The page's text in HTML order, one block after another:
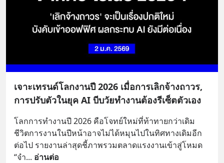
เจาะเทรนด์โลกงานปี 2026 เมื่อการเลิกจ้างถาวร,
การปรับตัวในยุค AI บีบวัยทำงานต้องรีเซ็ตตัวเอง
โลกการทำงานปี 2026 คือโจทย์ใหม่ที่ท้าทายกว่าเดิม
ชีวิตการงานในปีหน้าอาจไม่ได้หมุนไปในทิศทางเดิมอีก
ต่อไป รายงานล่าสุดชี้ภาพรวมตลาดแรงงานเข้าสู่โหมด
“จำ... อ่านต่อ